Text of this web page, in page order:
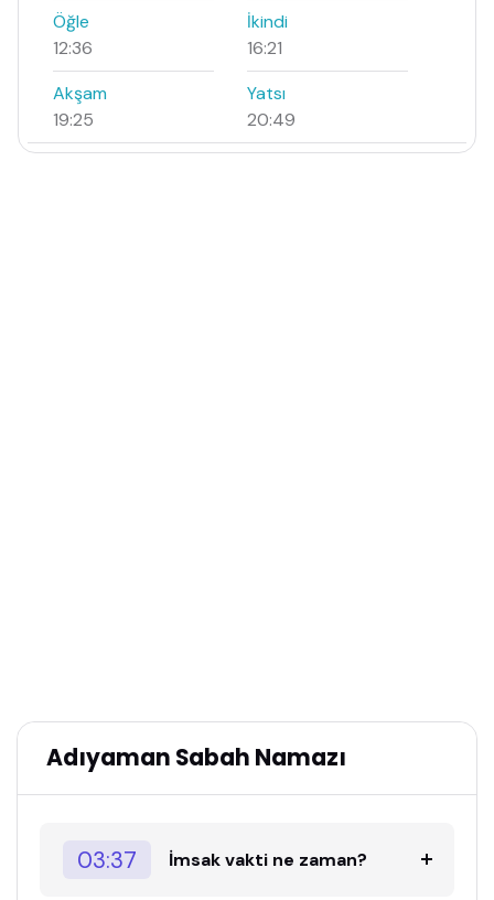
Öğle
12:36
İkindi
16:21
Akşam
19:25
Yatsı
20:49
Adıyaman Sabah Namazı
03:37 İmsak vakti ne zaman?